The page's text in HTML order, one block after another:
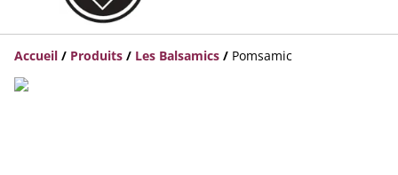
Accueil / Produits / Les Balsamics / Pomsamic